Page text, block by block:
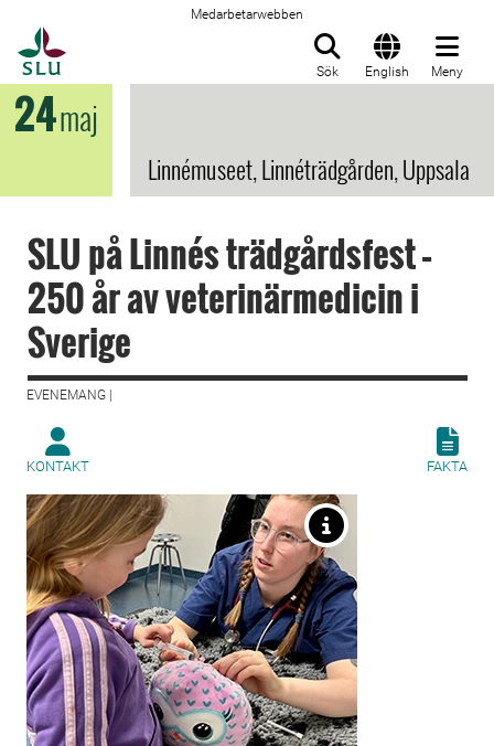
Medarbetarwebben
Sök English Meny
24maj
Linnémuseet, Linnéträdgården, Uppsala
SLU på Linnés trädgårdsfest –
250 år av veterinärmedicin i
Sverige
EVENEMANG |
KONTAKT FAKTA